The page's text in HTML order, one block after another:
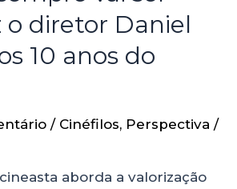
o diretor Daniel
10 anos do
/ Cinéfilos, Perspectiva /
aborda a valorização